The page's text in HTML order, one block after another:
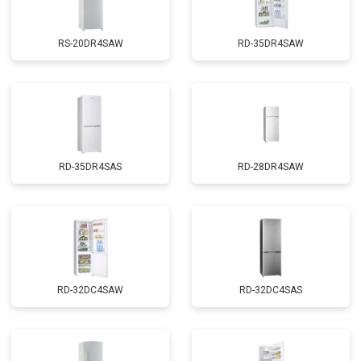
RS-20DR4SAW RD-35DR4SAW
RD-35DR4SAS RD-28DR4SAW
RD-32DC4SAW RD-32DC4SAS